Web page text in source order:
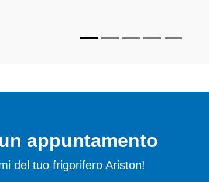
appuntamento
del tuo frigorifero Ariston!